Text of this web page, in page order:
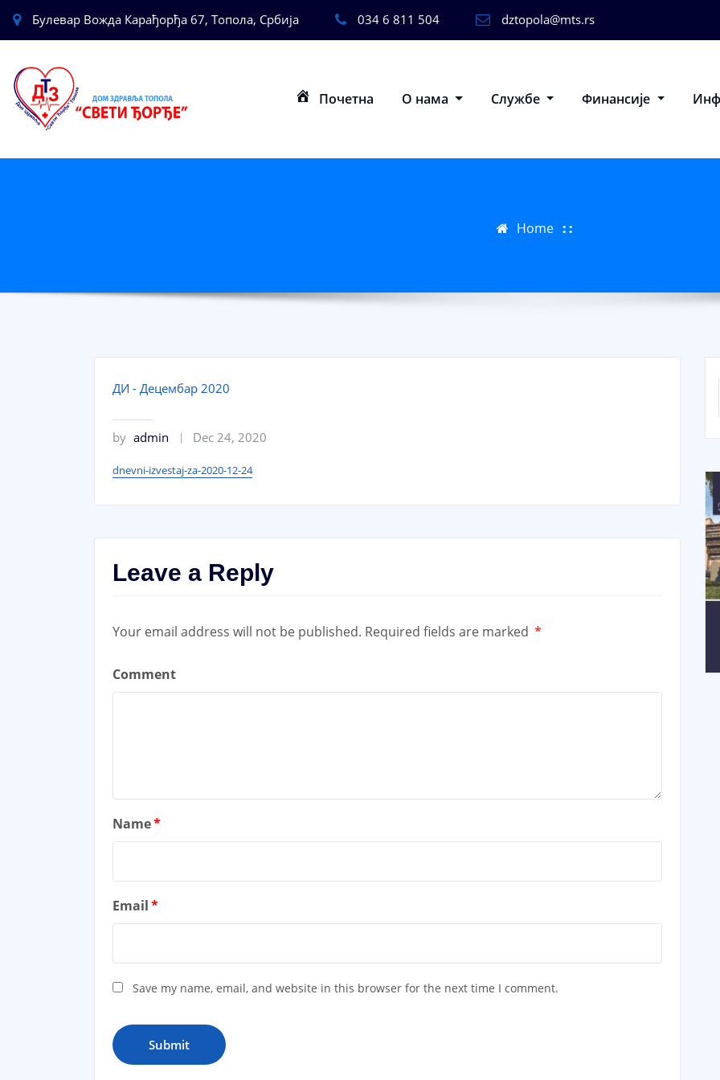
Булевар Вожда Карађорђа 67, Топола, Србија 034 6 811 504 dztopola@mts.rs
Почетна О нама Службе Финансије
Home
ДИ - Децембар 2020
by admin Dec 24, 2020
dnevni-izvestaj-za-2020-12-24
Leave a Reply
Your email address will not be published. Required fields are marked *
Comment
Name*
Email*
Save my name, email, and website in this browser for the next time I comment.